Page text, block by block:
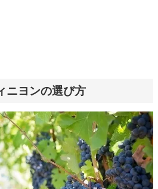
ニヨンの選び方